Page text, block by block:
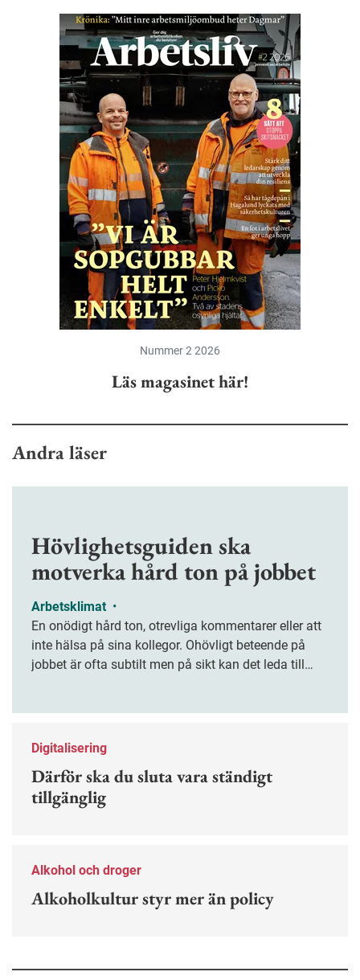
Nummer 2 2026
Läs magasinet här!
Andra läser
Hövlighetsguiden ska
motverka hård ton på jobbet
Arbetsklimat •
En onödigt hård ton, otrevliga kommentarer eller att
inte hälsa på sina kollegor. Ohövligt beteende på
jobbet är ofta subtilt men på sikt kan det leda till
Digitalisering
Därför ska du sluta vara ständigt
tillgänglig
Alkohol och droger
Alkoholkultur styr mer än policy